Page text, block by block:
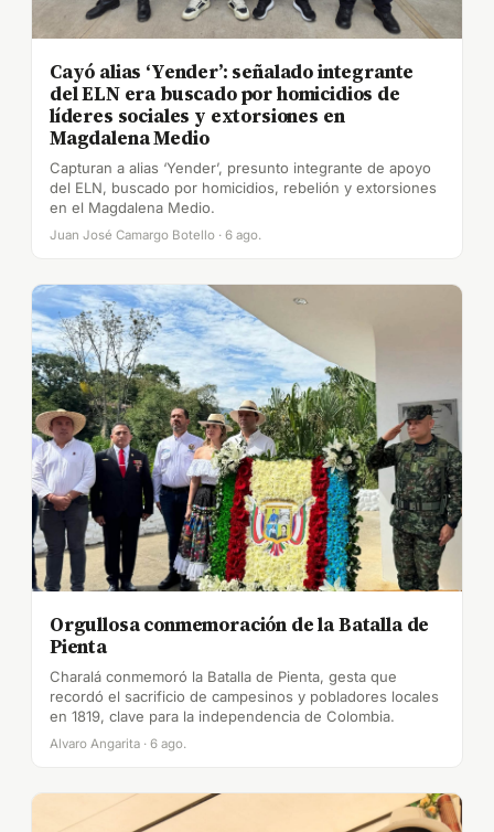
Cayó alias ‘Yender’: señalado integrante
del ELN era buscado por homicidios de
líderes sociales y extorsiones en
Magdalena Medio
Capturan a alias ‘Yender’, presunto integrante de apoyo
del ELN, buscado por homicidios, rebelión y extorsiones
en el Magdalena Medio.
Juan José Camargo Botello · 6 ago.
Orgullosa conmemoración de la Batalla de
Pienta
Charalá conmemoró la Batalla de Pienta, gesta que
recordó el sacrificio de campesinos y pobladores locales
en 1819, clave para la independencia de Colombia.
Alvaro Angarita · 6 ago.